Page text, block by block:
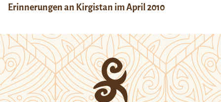
Erinnerungen an Kirgistan im April 2010